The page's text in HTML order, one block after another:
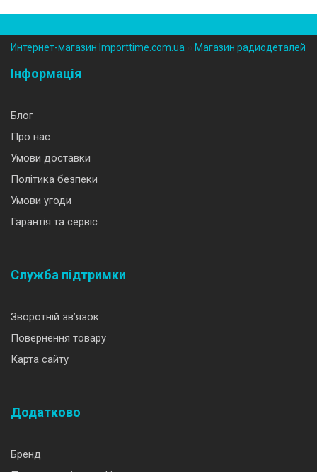
Интернет-магазин Importtime.com.ua Магазин радиодеталей
Інформація
Блог
Про нас
Умови доставки
Політика безпеки
Умови угоди
Гарантія та сервіс
Служба підтримки
Зворотній зв’язок
Повернення товару
Карта сайту
Додатково
Бренд